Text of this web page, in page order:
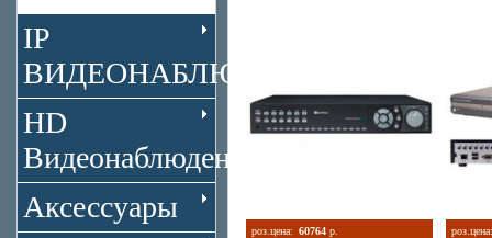
IP
ВИДЕОНАБЛЮДЕНИЕ
HD
Видеонаблюдение
Аксессуары
роз.цена: 60764 р.
роз.цена: